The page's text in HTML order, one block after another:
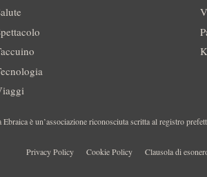
è un’associazione riconosciuta scritta al registro
Privacy Policy Cookie Policy Clausola di